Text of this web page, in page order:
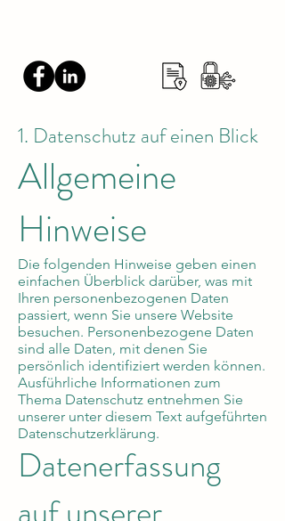
1. Datenschutz auf einen Blick
Allgemeine
Hinweise
Die folgenden Hinweise geben einen
einfachen Überblick darüber, was mit
Ihren personenbezogenen Daten
passiert, wenn Sie unsere Website
besuchen. Personenbezogene Daten
sind alle Daten, mit denen Sie
persönlich identifiziert werden können.
Ausführliche Informationen zum
Thema Datenschutz entnehmen Sie
unserer unter diesem Text aufgeführten
Datenschutzerklärung.
Datenerfassung